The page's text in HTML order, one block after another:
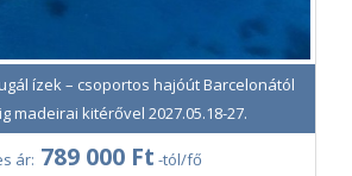
ízek – csoportos hajóút Barcelonától
madeirai kitérővel 2027.05.18-27.
ár: 789 000 Ft -tól/fő